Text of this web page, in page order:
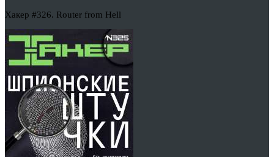
Хакер #326. Router from Hell